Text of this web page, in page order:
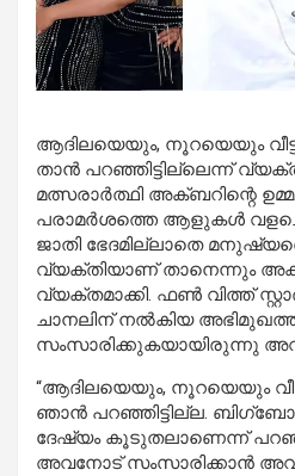
ആദിലയെയും, നൂറയെയും
താൻ പറഞ്ഞിട്ടില്ലെന്ന്
മത്സരാർത്ഥി അക്ബറിന്റെ
പരാമർശത്തെ ആളുകൾ
ജാതി ഭേദമില്ലാതെ
വ്യക്തിയാണ് താനെന്നും
വ്യക്തമാക്കി. ഫൺ വിത്ത്
ചാനലിന് നൽകിയ
സംസാരിക്കുകയായിരുന്നു
“ആദിലയെയും, നൂറയെയും
ഞാൻ പറഞ്ഞിട്ടില്ല.
ദേഷ്യം കൂടുതലാണെന്ന്
അവനോട് സംസാരിക്കാൻ